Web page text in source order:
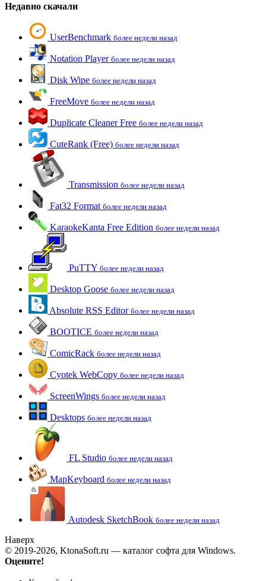
Недавно скачали
UserBenchmark более недели назад
Notation Player более недели назад
Disk Wipe более недели назад
FreeMove более недели назад
Duplicate Cleaner Free более недели назад
CuteRank (Free) более недели назад
Transmission более недели назад
Fat32 Format более недели назад
KaraokeKanta Free Edition более недели назад
PuTTY более недели назад
Desktop Goose более недели назад
Absolute RSS Editor более недели назад
BOOTICE более недели назад
ComicRack более недели назад
Cyotek WebCopy более недели назад
ScreenWings более недели назад
Desktops более недели назад
FL Studio более недели назад
MapKeyboard более недели назад
Autodesk SketchBook более недели назад
Наверх
© 2019-2026, KtonaSoft.ru — каталог софта для Windows.
Оцените!